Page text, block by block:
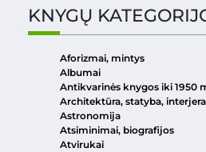
KNYGŲ
Aforizmai, mintys
Albumai
Antikvarinės knygos iki 1950
Architektūra, statyba,
Astronomija
Atsiminimai, biografijos
Atvirukai